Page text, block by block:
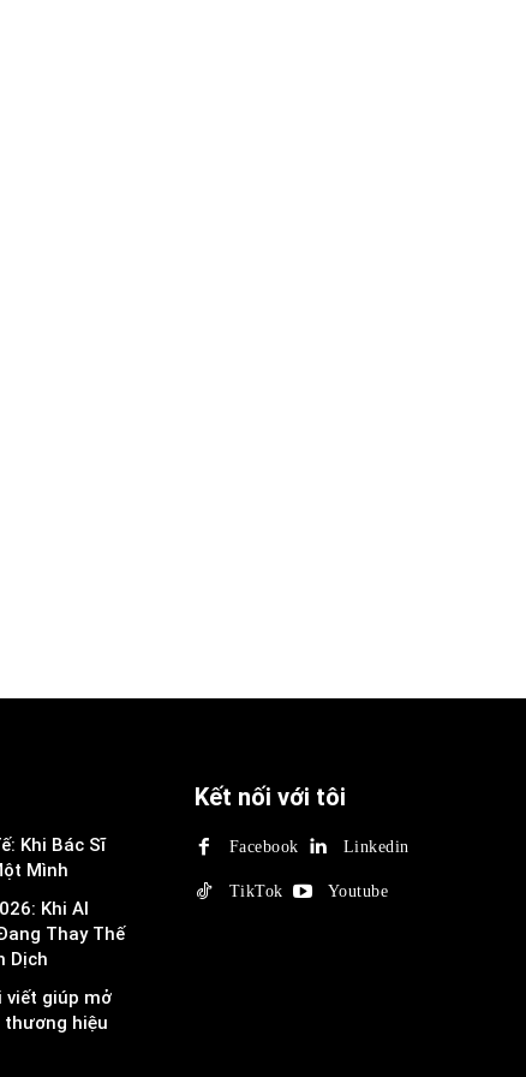
Khi Bác Sĩ
Mình
Khi AI
Thay Thế
Dịch
viết giúp mở
thương hiệu
Kết nối với tôi
Facebook Linkedin
TikTok Youtube